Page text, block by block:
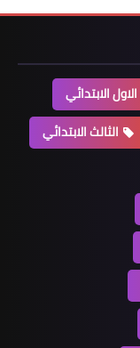
الاول الابتدائي
الثالث الابتدائي